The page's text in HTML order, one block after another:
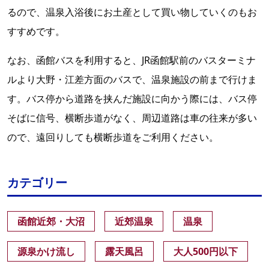
るので、温泉入浴後にお土産として買い物していくのもお
すすめです。
なお、函館バスを利用すると、JR函館駅前のバスターミナ
ルより大野・江差方面のバスで、温泉施設の前まで行けま
す。バス停から道路を挟んだ施設に向かう際には、バス停
そばに信号、横断歩道がなく、周辺道路は車の往来が多い
ので、遠回りしても横断歩道をご利用ください。
カテゴリー
函館近郊・大沼 近郊温泉 温泉
源泉かけ流し 露天風呂 大人500円以下